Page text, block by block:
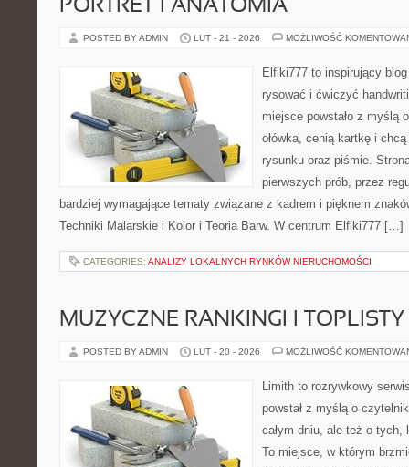
PORTRET I ANATOMIA
POSTED BY ADMIN LUT - 21 - 2026 MOŻLIWOŚĆ
Elfiki777 to inspirujący
rysować i ćwiczyć
miejsce powstało z myślą
ołówka, cenią kartkę i
rysunku oraz piśmie.
pierwszych prób, przez
bardziej wymagające tematy związane z kadrem i pięknem
Techniki Malarskie i Kolor i Teoria Barw. W centrum Elfiki777 […]
CATEGORIES: ANALIZY LOKALNYCH RYNKÓW NIERUCHOMOŚCI
MUZYCZNE RANKINGI I TOPLISTY
POSTED BY ADMIN LUT - 20 - 2026 MOŻLIWOŚĆ
Limith to rozrywkowy
powstał z myślą o
całym dniu, ale też o
To miejsce, w którym